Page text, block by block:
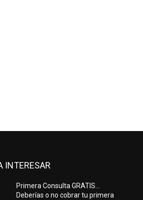
INTERESAR
Primera Consulta GRATIS…
Deberías o no cobrar tu primera